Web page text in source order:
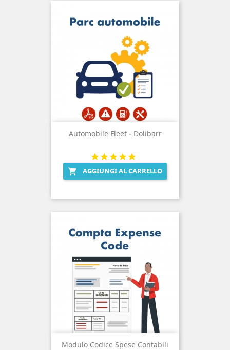
Automobile Fleet - Dolibarr
 AGGIUNGI AL CARRELLO
Modulo Codice Spese Contabili